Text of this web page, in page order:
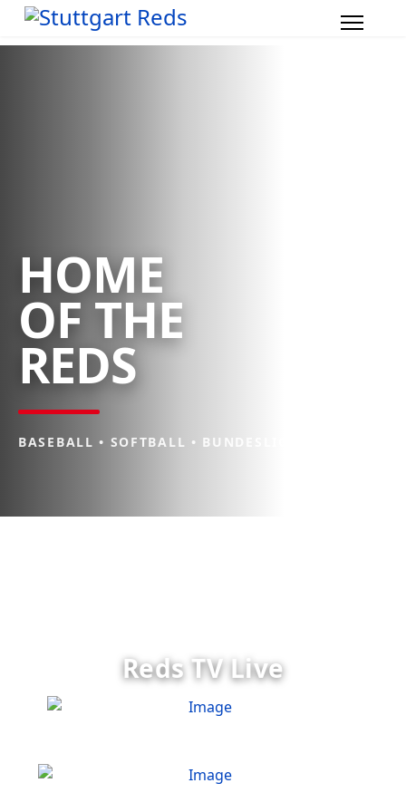
HOME
OF THE
REDS
BASEBALL • SOFTBALL • BUNDESLIGA
Reds TV Live